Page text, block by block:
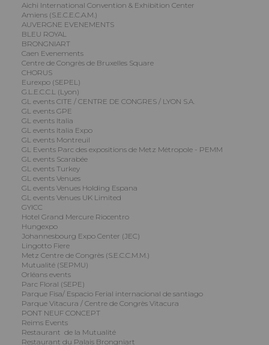
Aichi International Convention & Exhibition Center
Amiens (S.E.C.E.C.A.M.)
AUVERGNE EVENEMENTS
BLEU ROYAL
BRONGNIART
Caen Evenements
Centre de Congrès de Bruxelles Square
CHORUS
Eurexpo (SEPEL)
G.L.E.C.C.L (Lyon)
GL events CITE / CENTRE DE CONGRES / LYON S.A.
GL events GPE
GL events Italia
GL events Italia Expo
GL events Montreuil
GL Events Parc des expositions de Metz Métropole - PEMM
GL events Scarabée
GL events Turkey
GL events Venues
GL events Venues Holding Espana
GL events Venues UK Limited
GYICC
Hotel Grand Mercure Riocentro
Hungexpo
Johannesbourg Expo Center (JEC)
Lingotto Fiere
Metz Centre de Congrès (S.E.C.C.M.M.)
Mutualité (SEPMU)
Orléans events
Parc Floral (SEPE)
Parque Fisa/ Espacio Ferial internacional de santiago
Parque Vitacura / Centre de Congrès Vitacura
PONT NEUF CONCEPT
Reims Events
Restaurant de la Mutualité
Restaurant du Palais Brongniart